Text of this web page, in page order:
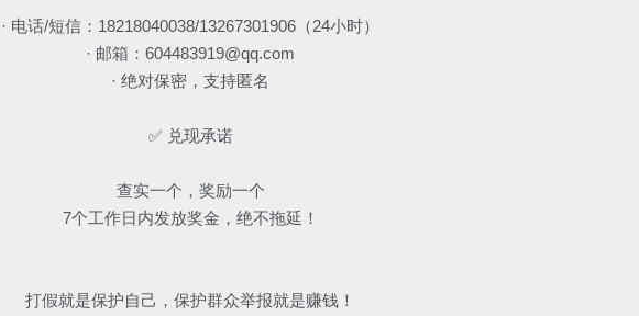
· 电话/短信：18218040038/13267301906（24小时）
· 邮箱：604483919@qq.com
· 绝对保密，支持匿名
✅ 兑现承诺
查实一个，奖励一个
7个工作日内发放奖金，绝不拖延！
打假就是保护自己，保护群众举报就是赚钱！